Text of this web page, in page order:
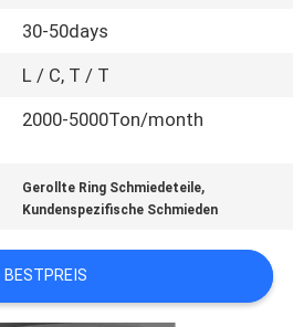
30-50days
L / C, T / T
2000-5000Ton/month
Gerollte Ring Schmiedeteile,
Kundenspezifische Schmieden
BESTPREIS